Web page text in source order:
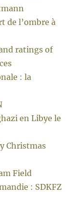
de l’ombre à
ratings of
: la
en Libye le
Christmas
Field
: SDKFZ